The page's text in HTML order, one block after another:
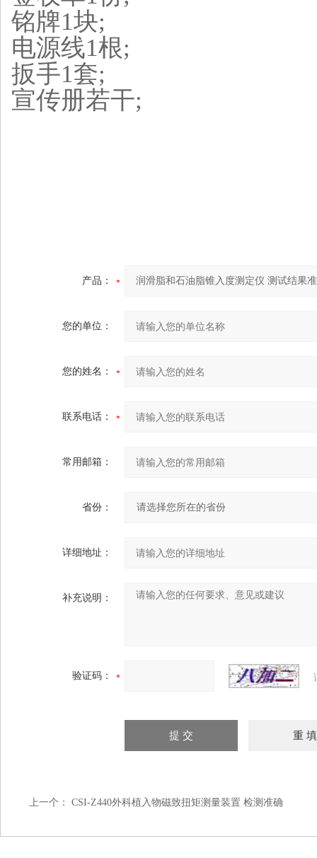
铭牌1块;
电源线1根;
扳手1套;
宣传册若干;
产品：
您的单位：
您的姓名：
联系电话：
常用邮箱：
省份：
详细地址：
补充说明：
验证码：
上一个： CSI-Z440外科植入物磁致扭矩测量装置 检测准确